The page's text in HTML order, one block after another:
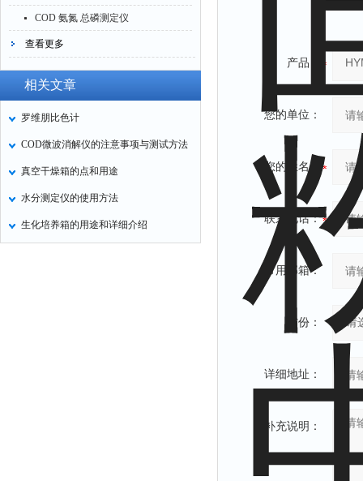
COD 氨氮 总磷测定仪
查看更多
相关文章
罗维朋比色计
COD微波消解仪的注意事项与测试方法
真空干燥箱的点和用途
水分测定仪的使用方法
生化培养箱的用途和详细介绍
产品：
您的单位：
您的姓名：
联系电话：
常用邮箱：
省份：
详细地址：
补充说明：